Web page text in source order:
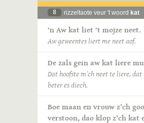
8 rizzeltaote veur 't woord kat
‘n Aw kat liet ‘t mojze neet.
Aw geweentes liert me neet aof.
De zals gein aw kat liere
Dat hoofste m’ch neet te liere,
beter es diech.
Boe maan en vrouw z’ch
verstoon, dao klop z’ch kat